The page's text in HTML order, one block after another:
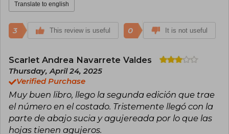
Translate to english
3 This review is useful 0 It is not useful
Scarlet Andrea Navarrete Valdes
Thursday, April 24, 2025
Verified Purchase
Muy buen libro, llego la segunda edición que trae
el número en el costado. Tristemente llegó con la
parte de abajo sucia y agujereada por lo que las
hojas tienen agujeros.